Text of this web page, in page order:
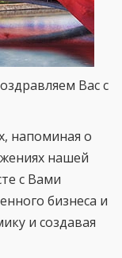
Вас с
напоминая о
нашей
с Вами
бизнеса и
и создавая